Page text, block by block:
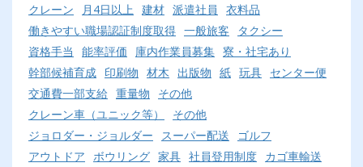
クレーン
月4日以上 建材 派遣社員
衣料品
働きやすい職場認証制度取得 一般旅客
タクシー
資格手当
能率評価 庫内作業員募集 寮・社宅あり
幹部候補育成 印刷物 材木 出版物 紙 玩具 センター便
交通費一部支給 重量物
その他
クレーン車（ユニック等）
その他
ジョロダー・ジョルダー
スーパー配送
ゴルフ
アウトドア
ボウリング 家具 社員登用制度 カゴ車輸送